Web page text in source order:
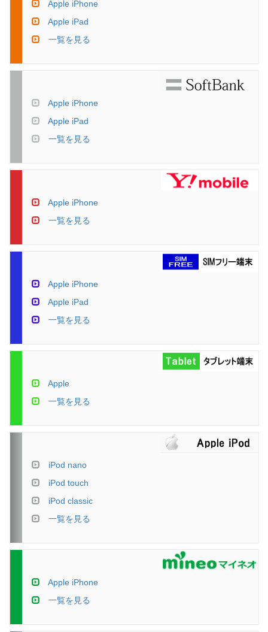
Apple iPhone
Apple iPad
一覧を見る
Apple iPhone
Apple iPad
一覧を見る
Apple iPhone
一覧を見る
Apple iPhone
Apple iPad
一覧を見る
Apple
一覧を見る
iPod nano
iPod touch
iPod classic
一覧を見る
Apple iPhone
一覧を見る